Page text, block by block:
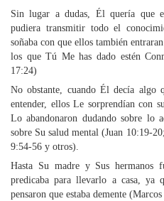
Sin lugar a dudas, Él quería que
pudiera transmitir todo el
soñaba con que ellos también
los que Tú Me has dado estén
17:24)
No obstante, cuando Él decía algo
entender, ellos Le sorprendían con
Lo abandonaron dudando sobre lo
sobre Su salud mental (Juan 10:19-
9:54-56 y otros).
Hasta Su madre y Sus
predicaba para llevarlo a casa, ya
pensaron que estaba demente